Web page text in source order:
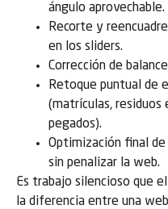
ángulo aprovechable.
Recorte y
en los sliders.
Corrección de
Retoque puntual de
(matrículas, residuos
pegados).
Optimización final de
sin penalizar la web.
Es trabajo silencioso que
la diferencia entre una